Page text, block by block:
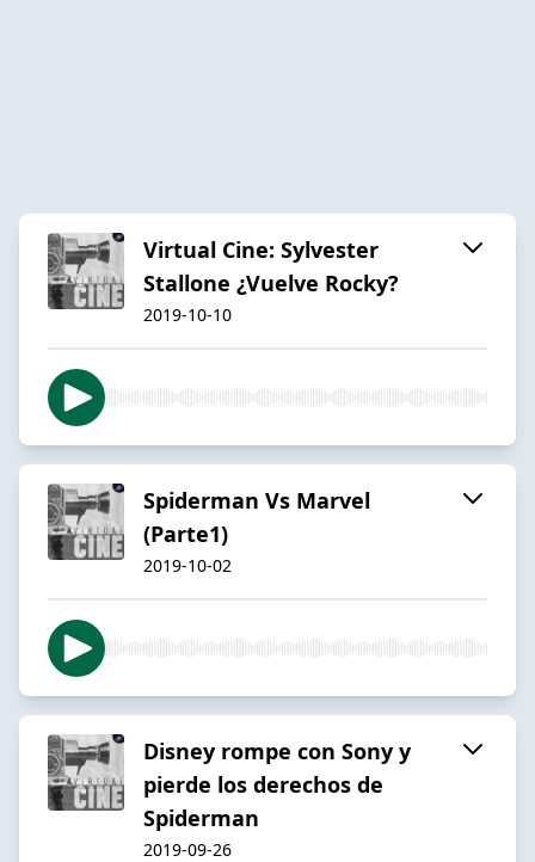
Virtual Cine: Sylvester
Stallone ¿Vuelve Rocky?
2019-10-10
Spiderman Vs Marvel
(Parte1)
2019-10-02
Disney rompe con Sony y
pierde los derechos de
Spiderman
2019-09-26